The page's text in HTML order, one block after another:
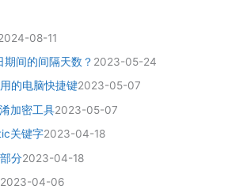
08-11
间的间隔天数？ 2023-05-24
的电脑快捷键2023-05-07
加密工具2023-05-07
关键字2023-04-18
分2023-04-18
2023-04-06